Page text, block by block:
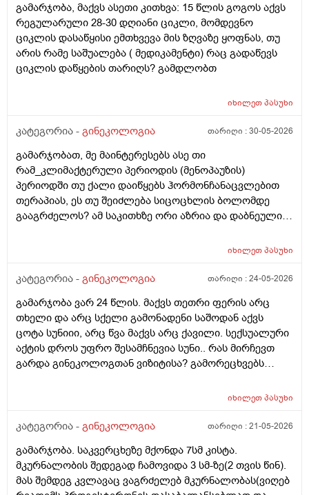
მალევე ვირუსი შემხვდა,სიცხე,გულისრევის
შეგრძნებაც მქონდა. მალევე გავიკეთე
ტესტი,უარყოფითი იყო. ეგ უცნაური შეგრძნება
რამოდენიმე დღე მქონდა. ახლა მენტრუაციას
ველოდები,მაგრამ არ მომივიდა,შუალედი 28-32 დღე
მოქმედებსო,2 კვირის წინ სხვა ქალაქში გავემგვაზრე
გავიკეთე ისევ უარყოფითია. შემდეგი 1 კვირის
განმავლობაში ვერ ვახერხებ მისვლას ექიმთან. არის
რაიმე შანსი ფეხმძიმობის? აზრი აქვს განმეორებით
ტესტს? მენტრუაცია რეგულარული მქონდა ხოლმე28-
30 დღე შუალედი.
გამარჯობა, მაქვს ასეთი კითხვა: 15 წლის გოგოს აქვს
რეგულარული 28-30 დღიანი ციკლი, მომდევნო
ციკლის დასაწყისი ემთხვევა მის ზღვაზე ყოფნას, თუ
არის რამე საშუალება ( მედიკამენტი) რაც გადაწევს
ციკლის დაწყების თარიღს? გამდლობთ
იხილეთპასუხი
კატეგორია - გინეკოლოგია თარიღი :30-05-2026
გამარჯობათ, მე მაინტერესებს ასე თი
რამ_კლიმაქტერული პერიოდის (მენოპაუზის)
პერიოდში თუ ქალი დაიწყებს ჰორმონჩანაცვლებით
თერაპიას, ეს თუ შეიძლება სიცოცხლის ბოლომდე
გააგრძელოს? ამ საკითხზე ორი აზრია და დაბნეული
ჰორმონჩანაცვლებითი თერაპია (სიცოცხლის
დაავადებებსა და ალცჰაიმერის რისკს უმცირებს და
სიმსივნურ პროცესებს უწყობს ხელს (საშვილოსნო,
საკვერცხეები და უპირველესად, მკერდი). თუ
შეიძლება, მითხრათ_დიდი მადლობა
გულისხმიერებისთვის!
იხილეთპასუხი
კატეგორია - გინეკოლოგია თარიღი :24-05-2026
გამარჯობა ვარ 24 წლის. მაქვს თეთრი ფერის არც
თხელი და არც სქელი გამონადენი საშოდან აქვს
ცოტა სუნიიი, არც წვა მაქვს არც ქავილი. სექსუალური
აქტის დროს უფრო შესამჩნევია სუნი.. რას მირჩევთ
გარდა გინეკოლოგთან ვიზიტისა? გამორეცხვებს
მაინტერესებს პირიდან ამომდის რაღაცნაირი სუნი
იყოს?
იხილეთპასუხი
კატეგორია - გინეკოლოგია თარიღი :21-05-2026
გამარჯობა. საკვერცხეზე მქონდა 7სმ კისტა.
მკურნალობის შედეგად ჩამოვიდა 3 სმ-ზე(2 თვის წინ).
მას შემდეგ კვლავაც ვაგრძელებ მკურნალობას(ვიღებ